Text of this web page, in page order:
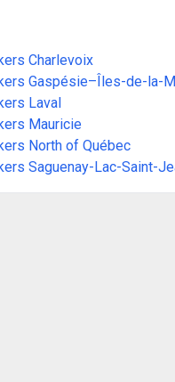
Charlevoix
Gaspésie–Îles-de-la-
Laval
Mauricie
North of Québec
Saguenay-Lac-Saint-